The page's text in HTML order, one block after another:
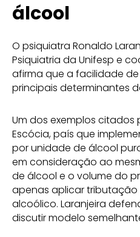
álcool
O psiquiatra Ronaldo
Psiquiatria da Unifesp e
afirma que a facilidade
principais determinantes
Um dos exemplos citados
Escócia, país que
por unidade de álcool
em consideração ao
de álcool e o volume do
apenas aplicar
alcoólico. Laranjeira
discutir modelo